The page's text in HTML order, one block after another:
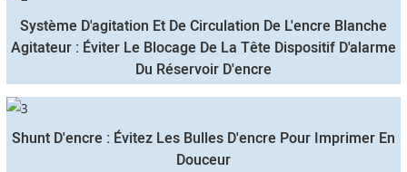
Système D'agitation Et De Circulation De L'encre Blanche
Agitateur : Éviter Le Blocage De La Tête Dispositif D'alarme
Du Réservoir D'encre
Shunt D'encre : Évitez Les Bulles D'encre Pour Imprimer En
Douceur